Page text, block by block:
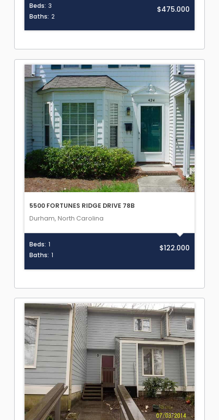
Beds: 3
Baths: 2
$475.000
5500 FORTUNES RIDGE DRIVE 78B
Durham, North Carolina
Beds: 1
Baths: 1
$122.000